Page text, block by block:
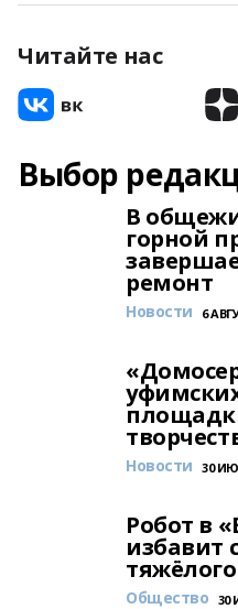
Читайте нас
Выбор
В
горной
ремонт
Новости 6
Новости 30
Робот в
избавит
Общество 30